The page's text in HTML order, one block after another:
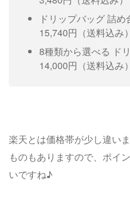
ドリップバッグ 詰め
15,740円（送料込み）
8種類から選べる ド
14,000円（送料込み）
楽天とは価格帯が少し違い
ものもありますので、ポイ
いですね♪